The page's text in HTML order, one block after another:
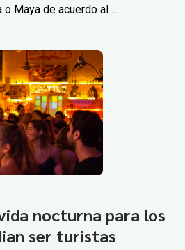
Maya de acuerdo al ...
nocturna para los
ser turistas